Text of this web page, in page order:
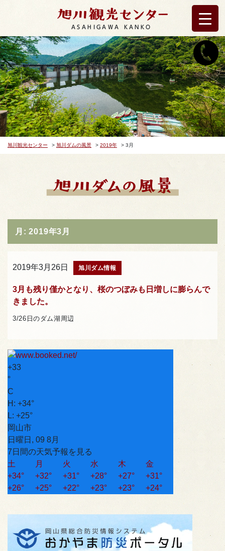
ASAHIGAWA KANKO
旭川観光センター > 旭川ダムの風景 > 2019年 > 3月
月:2019年3月
2019年3月26日 旭川ダム情報
3月も残り僅かとなり、桜のつぼみも日増しに膨らんで
きました。
3/26日のダム湖周辺
+33
°
C
H: +34°
L: +25°
岡山市
日曜日, 09 8月
7日間の天気予報を見る
土
月 火 水 木
金
+34° +32° +31° +28° +27° +31°
+26° +25° +22° +23° +23° +24°